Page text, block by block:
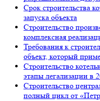
Срок строительства
запуска объекта
Строительство
комплексная
Требования к
объект, который
Строительство
этапы легализации в
Строительство
полный цикл от